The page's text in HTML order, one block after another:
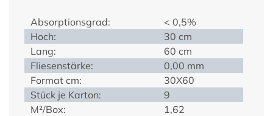
Absorptionsgrad:
< 0,5%
Hoch:
30 cm
Lang:
60 cm
Fliesenstärke:
0,00 mm
Format cm:
30X60
Stück je Karton:
9
M²/Box:
1,62